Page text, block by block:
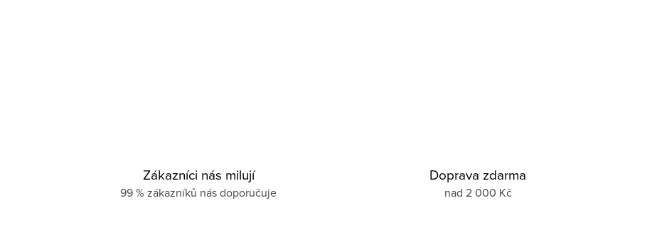
Zákazníci nás milují
99 % zákazníků nás doporučuje
Doprava zdarma
nad 2 000 Kč